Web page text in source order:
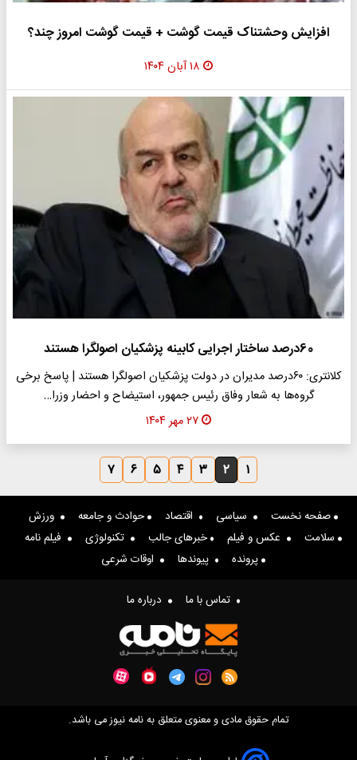
افزایش وحشتناک قیمت گوشت + قیمت گوشت امروز چند؟
۱۸ آبان ۱۴۰۴
60درصد ساختار اجرایی کابینه پزشکیان اصولگرا هستند
کلانتری: ۶۰درصد مدیران در دولت پزشکیان اصولگرا هستند | پاسخ برخی
گروه‌ها به شعار وفاق رئیس جمهور، استیضاح و احضار وزرا…
۲۷ مهر ۱۴۰۴
۱ ۲ ۳ ۴ ۵ ۶ ۷
صفحه نخست سیاسی اقتصاد حوادث و جامعه
ورزش
سلامت
عکس و فیلم خبرهای جالب تکنولوژی
فیلم نامه
پرونده
پیوندها اوقات شرعی
تماس با ما درباره ما
تمام حقوق مادی و معنوی متعلق به نامه نیوز می باشد.